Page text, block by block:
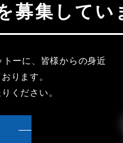
募集してい
ーに、皆様からの身近
ります。
ください。